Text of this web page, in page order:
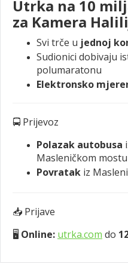
Utrka na 10
za Kamera
Svi trče u jednoj
Sudionici dobivaju
polumaratonu
Elektronsko
🚍 Prijevoz
Polazak autobusa
Masleničkom
Povratak iz
📥 Prijave
🖥️ Online: utrka.com do